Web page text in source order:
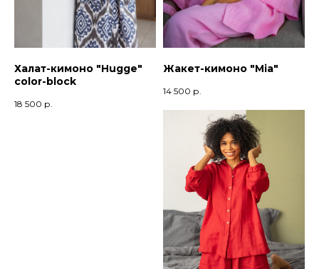
Халат-кимоно "Hugge"
color-block
18 500 р.
Жакет-кимоно "Мia"
14 500 р.